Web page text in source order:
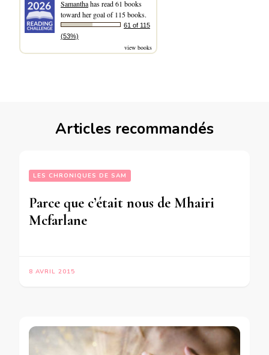
Samanthahas read 61 books
toward her goal of 115 books.
61 of 115
(53%)
view books
Articles recommandés
LES CHRONIQUES DE SAM
Parce que c’était nous de Mhairi
Mcfarlane
8 AVRIL 2015